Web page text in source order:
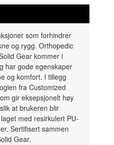
som forhindrer
og rygg. Orthopedic
Gear kommer i
har gode egenskaper
og komfort. I tillegg
fra Customized
gir eksepsjonelt høy
at brukeren blir
med resirkulert PU-
Sertifisert sammen
Gear.